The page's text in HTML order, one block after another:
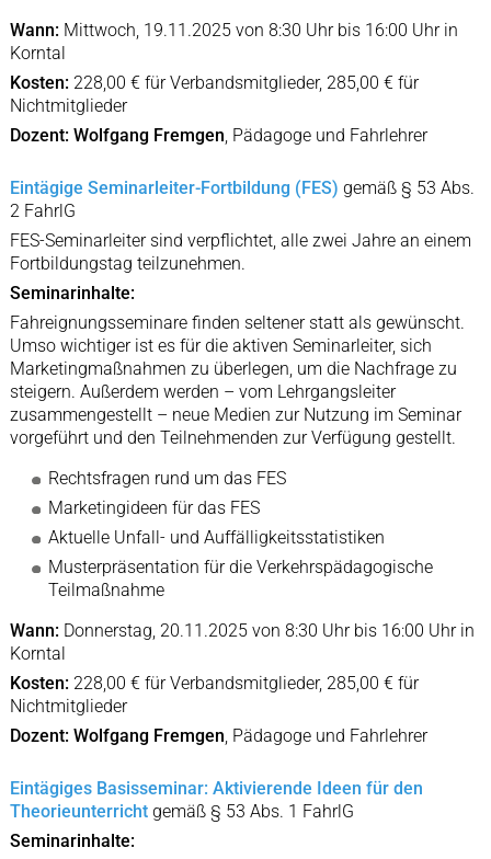
Wann: Mittwoch, 19.11.2025 von 8:30 Uhr bis 16:00 Uhr in
Korntal
Kosten: 228,00 € für Verbandsmitglieder, 285,00 € für
Nichtmitglieder
Dozent: Wolfgang Fremgen, Pädagoge und Fahrlehrer
Eintägige Seminarleiter-Fortbildung (FES) gemäß § 53 Abs.
2 FahrlG
FES-Seminarleiter sind verpflichtet, alle zwei Jahre an einem
Fortbildungstag teilzunehmen.
Seminarinhalte:
Fahreignungsseminare finden seltener statt als gewünscht.
Umso wichtiger ist es für die aktiven Seminarleiter, sich
Marketingmaßnahmen zu überlegen, um die Nachfrage zu
steigern. Außerdem werden – vom Lehrgangsleiter
zusammengestellt – neue Medien zur Nutzung im Seminar
vorgeführt und den Teilnehmenden zur Verfügung gestellt.
Rechtsfragen rund um das FES
Marketingideen für das FES
Aktuelle Unfall- und Auffälligkeitsstatistiken
Musterpräsentation für die Verkehrspädagogische
Teilmaßnahme
Wann: Donnerstag, 20.11.2025 von 8:30 Uhr bis 16:00 Uhr in
Korntal
Kosten: 228,00 € für Verbandsmitglieder, 285,00 € für
Nichtmitglieder
Dozent: Wolfgang Fremgen, Pädagoge und Fahrlehrer
Eintägiges Basisseminar: Aktivierende Ideen für den
Theorieunterrichtgemäß § 53 Abs. 1 FahrlG
Seminarinhalte: